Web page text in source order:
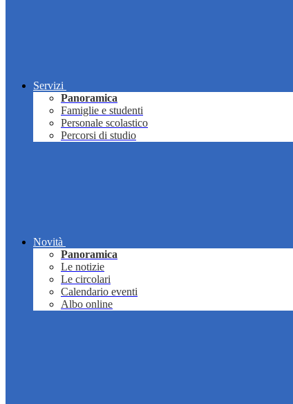
Servizi
Panoramica
Famiglie e studenti
Personale scolastico
Percorsi di studio
Novità
Panoramica
Le notizie
Le circolari
Calendario eventi
Albo online